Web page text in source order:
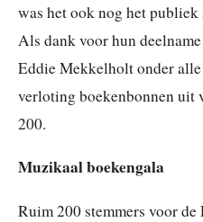
was het ook nog het
Als dank voor hun
Eddie Mekkelholt onder
verloting boekenbonnen uit
200.
Muzikaal boekengala
Ruim 200 stemmers voor